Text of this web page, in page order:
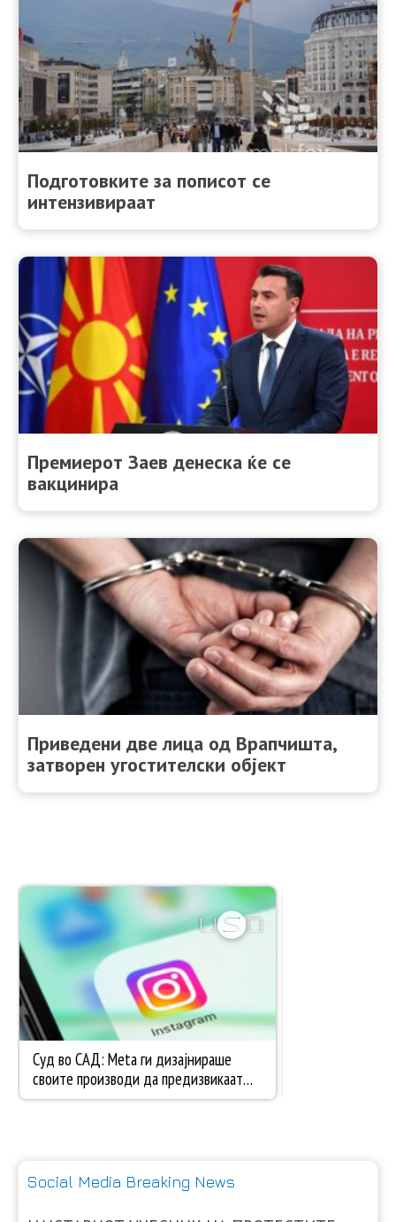
Подготовките за пописот се
интензивираат
Премиерот Зaев денеска ќе се
вакцинира
Приведени две лица од Врапчишта,
затворен угостителски објект
Social Media Breaking News